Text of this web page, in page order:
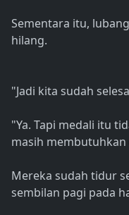
Sementara itu,
hilang.
"Jadi kita sudah
"Ya. Tapi medali itu
masih membutuhkan
Mereka sudah tidur
sembilan pagi pada